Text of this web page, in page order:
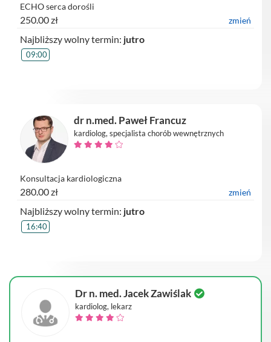
ECHO serca dorośli
250.00 zł zmień
Najbliższy wolny termin: jutro
09:00
dr n.med. Paweł Francuz
kardiolog, specjalista chorób wewnętrznych
Konsultacja kardiologiczna
280.00 zł zmień
Najbliższy wolny termin: jutro
16:40
Dr n. med. Jacek Zawiślak
kardiolog, lekarz